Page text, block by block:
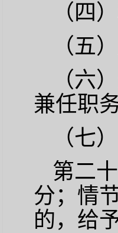
（四
（五
（六
兼任职
（七
第二
分；情
的，给